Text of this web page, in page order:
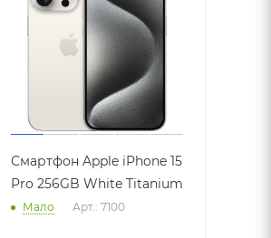
Смартфон Apple iPhone 15
Pro 256GB White Titanium
Мало Арт.: 7100